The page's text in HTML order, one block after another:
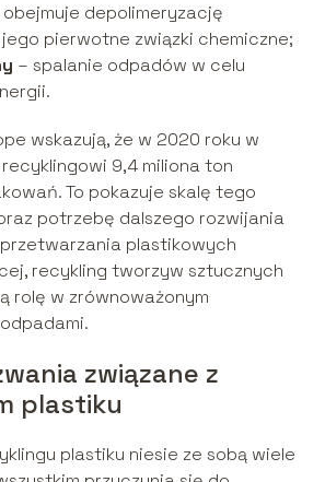
obejmuje depolimeryzację
pierwotne związki chemiczne;
– spalanie odpadów w celu
wskazują, że w 2020 roku w
9,4 miliona ton
To pokazuje skalę tego
potrzebę dalszego rozwijania
plastikowych
recykling tworzyw sztucznych
rolę w zrównoważonym
związane z
plastiku
plastiku niesie ze sobą wiele